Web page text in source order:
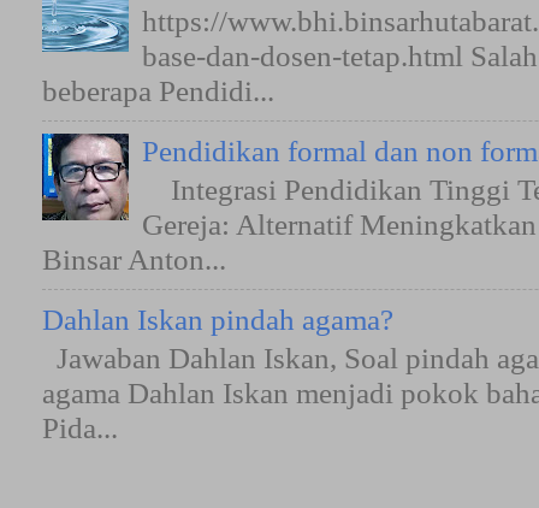
https://
base-dan-dosen-tetap.html
beberapa Pendidi...
Pendidikan formal dan non
Integrasi Pendidikan Tinggi
Gereja: Alternatif
Binsar Anton...
Dahlan Iskan pindah agama?
Jawaban Dahlan Iskan, Soal pindah
agama Dahlan Iskan menjadi pokok
Pida...